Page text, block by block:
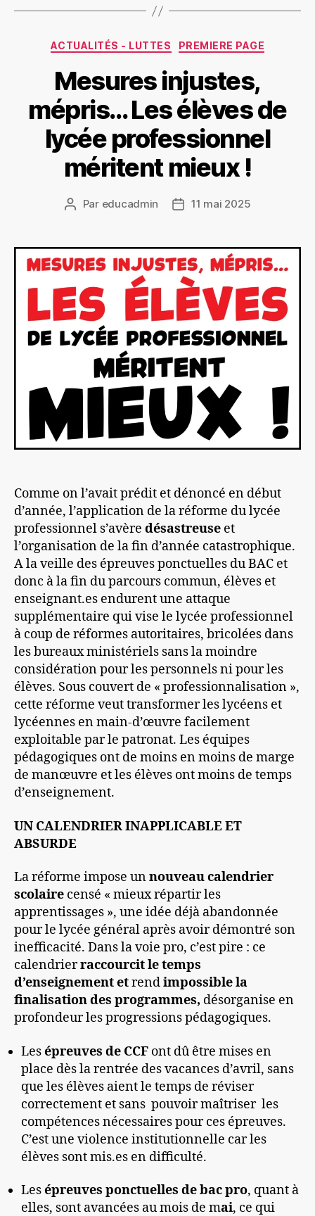
Catégories
ACTUALITÉS - LUTTES PREMIERE PAGE
Mesures injustes,
mépris… Les élèves de
lycée professionnel
méritent mieux !
Auteur
Par educadmin
Date11 mai 2025
Comme on l’avait prédit et dénoncé en début
d’année, l’application de la réforme du lycée
professionnel s’avère désastreuse et
l’organisation de la fin d’année catastrophique.
A la veille des épreuves ponctuelles du BAC et
donc à la fin du parcours commun, élèves et
enseignant.es endurent une attaque
supplémentaire qui vise le lycée professionnel
à coup de réformes autoritaires, bricolées dans
les bureaux ministériels sans la moindre
considération pour les personnels ni pour les
élèves. Sous couvert de « professionnalisation »,
cette réforme veut transformer les lycéens et
lycéennes en main-d’œuvre facilement
exploitable par le patronat. Les équipes
pédagogiques ont de moins en moins de marge
de manœuvre et les élèves ont moins de temps
d’enseignement.
UN CALENDRIER INAPPLICABLE ET
ABSURDE
La réforme impose unnouveau calendrier
scolaire censé « mieux répartir les
apprentissages », une idée déjà abandonnée
pour le lycée général après avoir démontré son
inefficacité. Dans la voie pro, c’est pire : ce
calendrierraccourcit le temps
d’enseignementetrendimpossible la
finalisation des programmes, désorganise en
profondeur les progressions pédagogiques.
Lesépreuves de CCF ont dû être mises en
place dès la rentrée des vacances d’avril, sans
que les élèves aient le temps de réviser
correctement et sans pouvoir maîtriser les
compétences nécessaires pour ces épreuves.
C’est une violence institutionnelle car les
élèves sont mis.es en difficulté.
Lesépreuves ponctuelles de bac pro, quant à
elles, sont avancées au mois de mai, ce qui